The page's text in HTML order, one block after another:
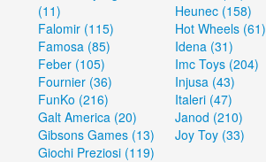
(11)
Falomir (115)
Famosa (85)
Feber (105)
Fournier (36)
FunKo (216)
Galt America (20)
Gibsons Games (13)
Giochi Preziosi (119)
Heunec (158)
Hot Wheels (61)
Idena (31)
Imc Toys (204)
Injusa (43)
Italeri (47)
Janod (210)
Joy Toy (33)